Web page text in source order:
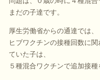
まだの子達です。
厚生労働省からの通達では、
ヒブワクチンの接種回数に
ていた子は、
５種混合ワクチンで追加接